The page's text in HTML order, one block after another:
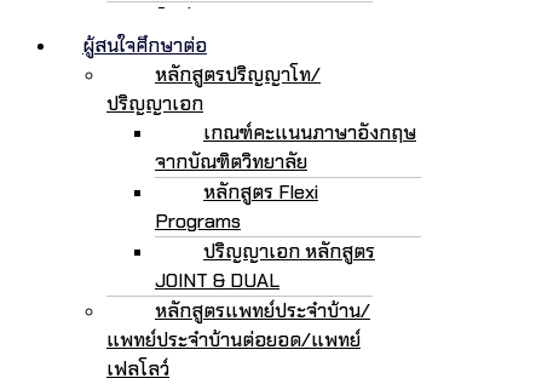
ติดต่อเรา
ผู้สนใจศึกษาต่อ
หลักสูตรปริญญาโท/
ปริญญาเอก
เกณฑ์คะแนนภาษาอังกฤษ
จากบัณฑิตวิทยาลัย
หลักสูตร Flexi
Programs
ปริญญาเอก หลักสูตร
JOINT & DUAL
หลักสูตรแพทย์ประจำบ้าน/
แพทย์ประจำบ้านต่อยอด/แพทย์
เฟลโลว์